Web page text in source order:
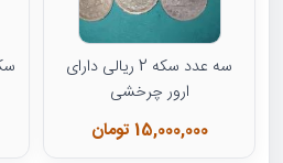
سه عدد سکه 2 ریالی دارای
ارور چرخشی
15,000,000 تومان